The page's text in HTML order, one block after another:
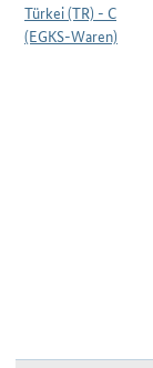
Türkei (TR) - C
(EGKS-Waren)